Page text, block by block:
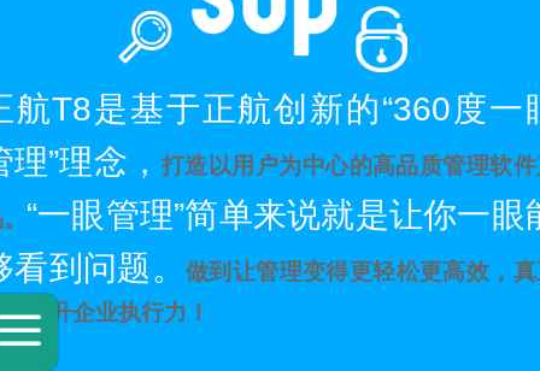
航T8是基于正航创新的“360度一
理”理念，打造以用户为中心的高品质管理软
“一眼管理”简单来说就是让你一眼
看到问题。
做到让管理变得更轻松更高效，
到提升企业执行力！